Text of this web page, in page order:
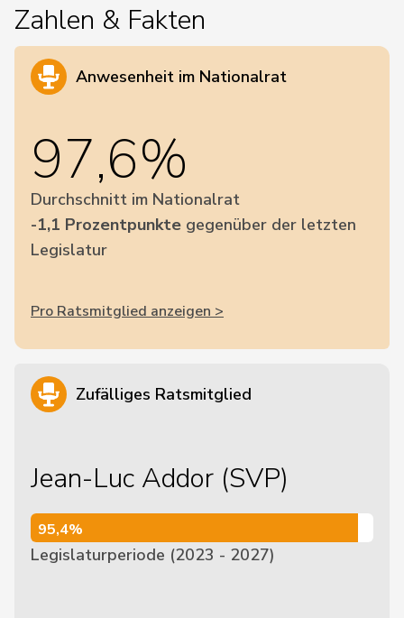
Zahlen & Fakten
Anwesenheit im Nationalrat
97,6%
Durchschnitt im Nationalrat
-1,1 Prozentpunkte gegenüber der letzten
Legislatur
Pro Ratsmitglied anzeigen >
Zufälliges Ratsmitglied
Jean-Luc Addor (SVP)
95,4%
95,4%
Legislaturperiode (2023 - 2027)